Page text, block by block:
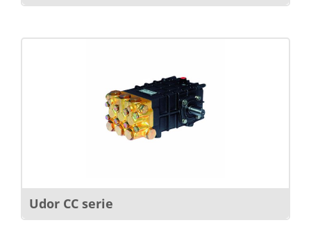
Udor CC serie